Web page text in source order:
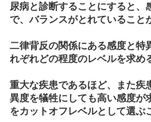
尿病と診断することにすると、
で、バランスがとれていること
二律背反の関係にある感度と特
れぞれどの程度のレベルを求め
重大な疾患であるほど、また疾
異度を犠牲にしても高い感度が
をカットオフレベルとして選ぶ